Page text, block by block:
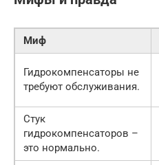
Миф
Гидрокомпенсаторы не
требуют обслуживания.
Стук
гидрокомпенсаторов –
это нормально.